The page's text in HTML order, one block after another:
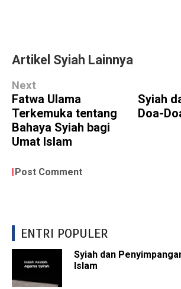
Artikel Syiah Lainnya
Next
Fatwa Ulama
Terkemuka tentang
Bahaya Syiah bagi
Umat Islam
Syiah
Doa-
Post Comment
ENTRI POPULER
Syiah dan
Islam